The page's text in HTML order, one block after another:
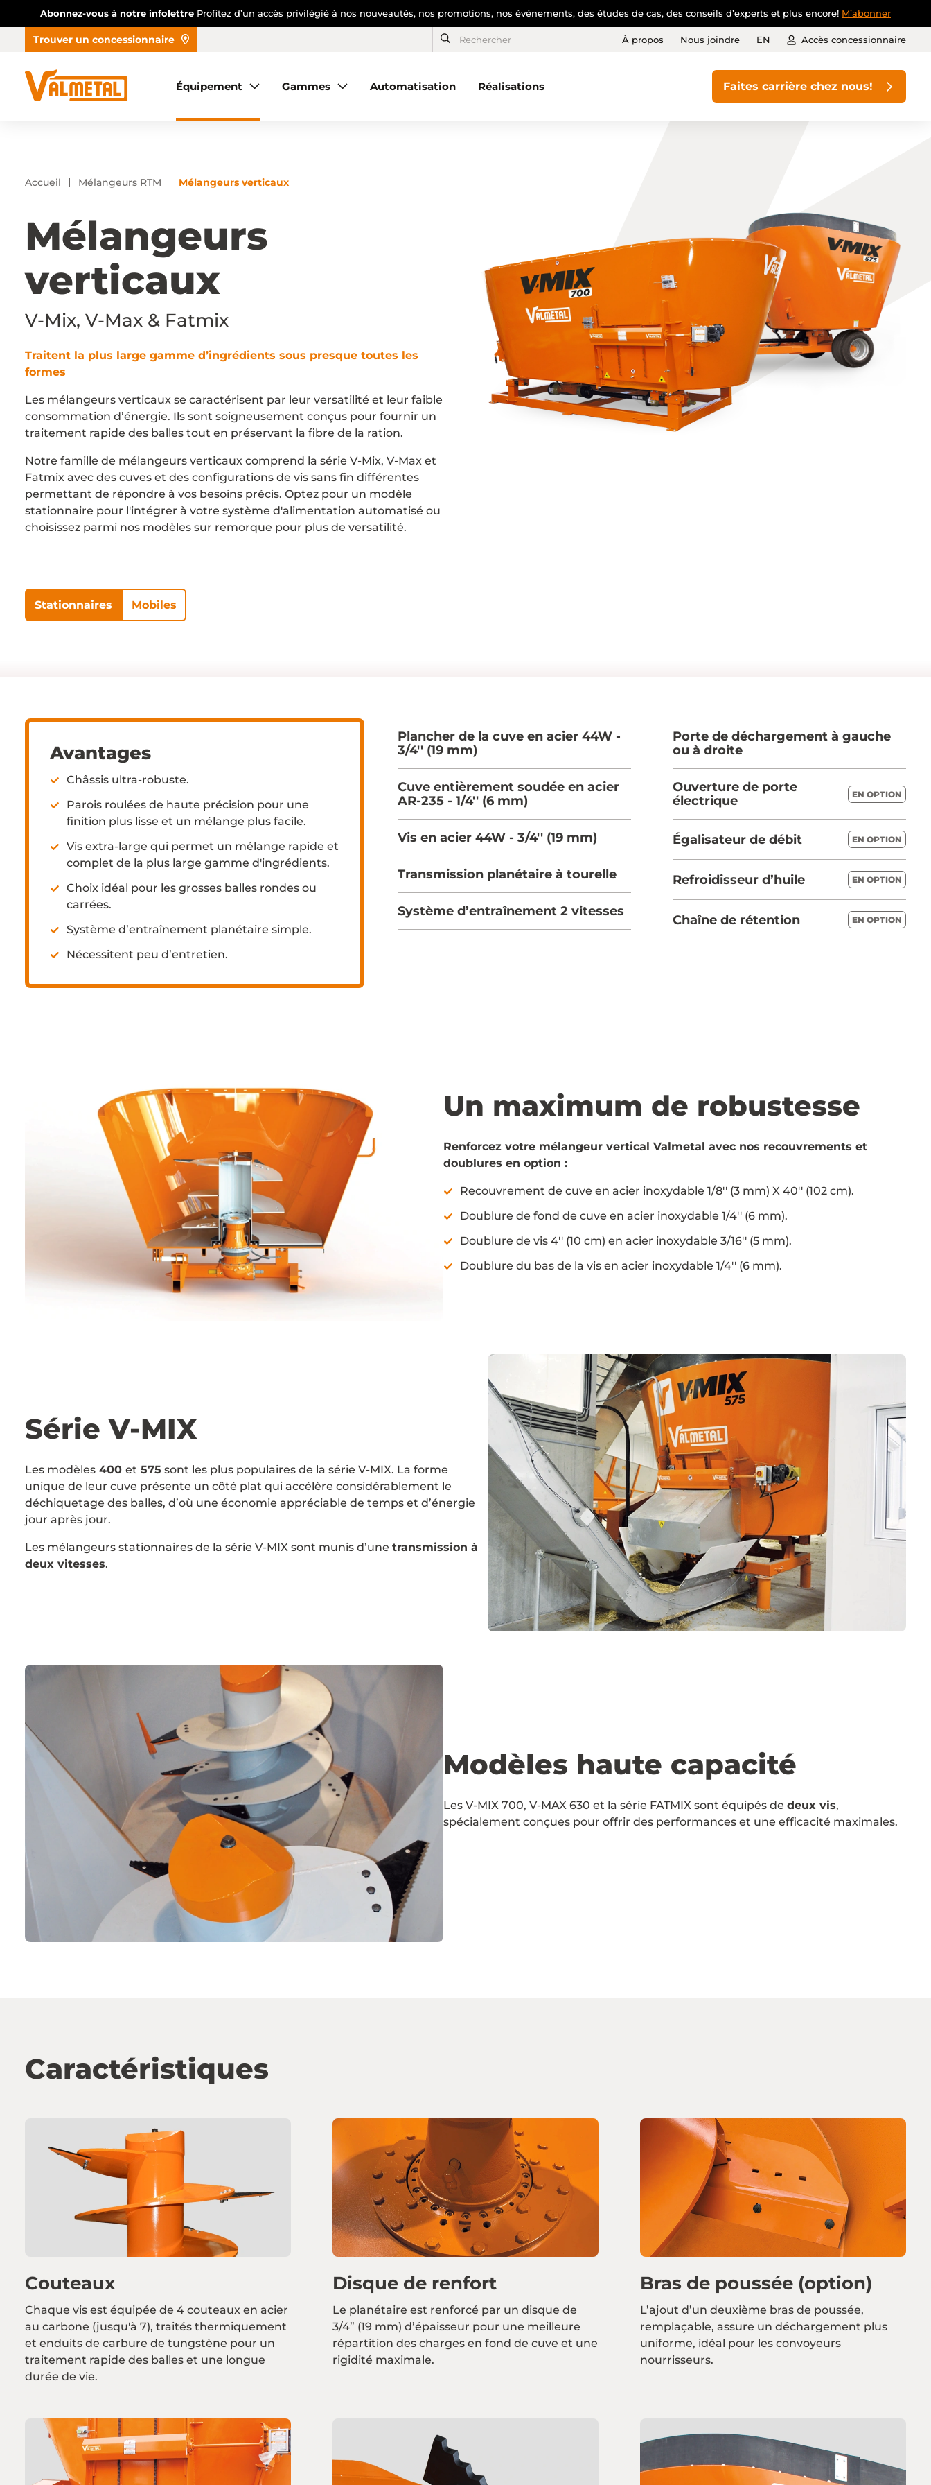
Abonnez-vous à notre infolettre Profitez d’un accès privilégié à nos nouveautés, nos promotions, nos événements, des études de cas, des conseils d’experts et plus encore! M’abonner
Trouver un concessionnaire À propos Nous joindre Accès concessionnaire
EN
Équipement Gammes Automatisation Réalisations Faites carrière chez nous!
Équipement
À propos Nous joindre Accès concessionnaire
Accueil Mélangeurs RTM Mélangeurs verticaux
Mélangeurs
verticaux
V-Mix, V-Max & Fatmix
Traitent la plus large gamme d’ingrédients sous presque toutes les
formes
Les mélangeurs verticaux se caractérisent par leur versatilité et leur faible
consommation d’énergie. Ils sont soigneusement conçus pour fournir un
traitement rapide des balles tout en préservant la fibre de la ration.
Notre famille de mélangeurs verticaux comprend la série V-Mix, V-Max et
Fatmix avec des cuves et des configurations de vis sans fin différentes
permettant de répondre à vos besoins précis. Optez pour un modèle
stationnaire pour l'intégrer à votre système d'alimentation automatisé ou
choisissez parmi nos modèles sur remorque pour plus de versatilité.
Stationnaires Mobiles
Avantages
Châssis ultra-robuste.
Parois roulées de haute précision pour une
finition plus lisse et un mélange plus facile.
Vis extra-large qui permet un mélange rapide et
complet de la plus large gamme d'ingrédients.
Choix idéal pour les grosses balles rondes ou
carrées.
Système d’entraînement planétaire simple.
Nécessitent peu d’entretien.
Plancher de la cuve en acier 44W -
3/4'' (19 mm)
Cuve entièrement soudée en acier
AR-235 - 1/4'' (6 mm)
Vis en acier 44W - 3/4'' (19 mm)
Transmission planétaire à tourelle
Système d’entraînement 2 vitesses
Porte de déchargement à gauche
ou à droite
Ouverture de porte
électrique
EN OPTION
Égalisateur de débit EN OPTION
Refroidisseur d’huile EN OPTION
Chaîne de rétention EN OPTION
Un maximum de robustesse
Renforcez votre mélangeur vertical Valmetal avec nos recouvrements et
doublures en option :
Recouvrement de cuve en acier inoxydable 1/8'' (3 mm) X 40'' (102 cm).
Doublure de fond de cuve en acier inoxydable 1/4'' (6 mm).
Doublure de vis 4'' (10 cm) en acier inoxydable 3/16'' (5 mm).
Doublure du bas de la vis en acier inoxydable 1/4'' (6 mm).
Série V-MIX
Les modèles 400 et 575 sont les plus populaires de la série V-MIX. La forme
unique de leur cuve présente un côté plat qui accélère considérablement le
déchiquetage des balles, d’où une économie appréciable de temps et d’énergie
jour après jour.
Les mélangeurs stationnaires de la série V-MIX sont munis d’une transmission à
deux vitesses.
Modèles haute capacité
Les V-MIX 700, V-MAX 630 et la série FATMIX sont équipés dedeux vis,
spécialement conçues pour offrir des performances et une efficacité maximales.
Caractéristiques
Couteaux
Chaque vis est équipée de 4 couteaux en acier
au carbone (jusqu'à 7), traités thermiquement
et enduits de carbure de tungstène pour un
traitement rapide des balles et une longue
durée de vie.
Disque de renfort
Le planétaire est renforcé par un disque de
3/4” (19 mm) d’épaisseur pour une meilleure
répartition des charges en fond de cuve et une
rigidité maximale.
Bras de poussée (option)
L’ajout d’un deuxième bras de poussée,
remplaçable, assure un déchargement plus
uniforme, idéal pour les convoyeurs
nourrisseurs.